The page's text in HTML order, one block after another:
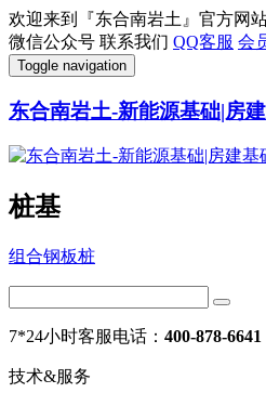
欢迎来到『东合南岩土』官方网站
微信公众号 联系我们 QQ客服 会
Toggle navigation
东合南岩土-新能源基础|房
桩基
组合钢板桩
7*24小时客服电话： 400-878-6641
技术&服务